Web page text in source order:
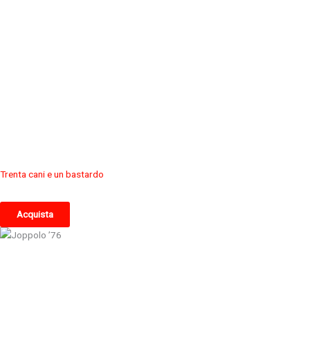
Trenta cani e un bastardo
Acquista